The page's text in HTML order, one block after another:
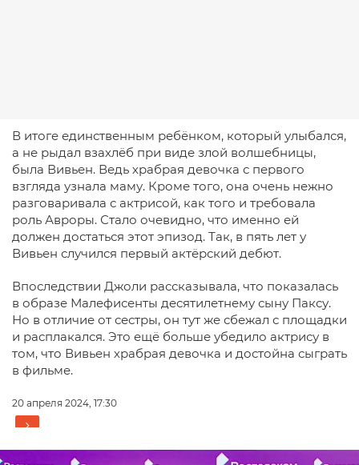
В итоге единственным ребёнком, который улыбался,
а не рыдал взахлёб при виде злой волшебницы,
была Вивьен. Ведь храбрая девочка с первого
взгляда узнала маму. Кроме того, она очень нежно
разговаривала с актрисой, как того и требовала
роль Авроры. Стало очевидно, что именно ей
должен достаться этот эпизод. Так, в пять лет у
Вивьен случился первый актёрский дебют.
Впоследствии Джоли рассказывала, что показалась
в образе Малефисенты десятилетнему сыну Паксу.
Но в отличие от сестры, он тут же сбежал с площадки
и расплакался. Это ещё больше убедило актрису в
том, что Вивьен храбрая девочка и достойна сыграть
в фильме.
20 апреля 2024, 17:30